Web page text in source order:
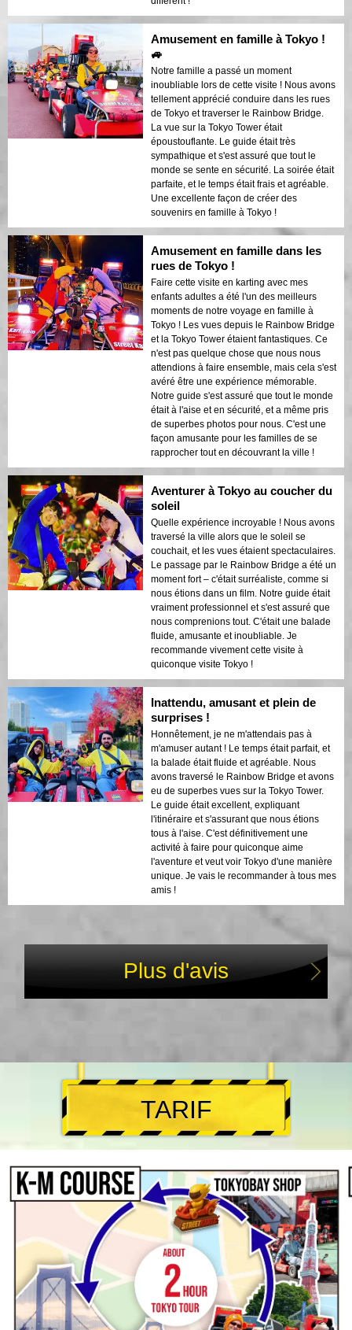
Amusement en famille à Tokyo !
🚙
Notre famille a passé un moment
inoubliable lors de cette visite ! Nous avons
tellement apprécié conduire dans les rues
de Tokyo et traverser le Rainbow Bridge.
La vue sur la Tokyo Tower était
époustouflante. Le guide était très
sympathique et s'est assuré que tout le
monde se sente en sécurité. La soirée était
parfaite, et le temps était frais et agréable.
Une excellente façon de créer des
souvenirs en famille à Tokyo !
Amusement en famille dans les
rues de Tokyo !
Faire cette visite en karting avec mes
enfants adultes a été l'un des meilleurs
moments de notre voyage en famille à
Tokyo ! Les vues depuis le Rainbow Bridge
et la Tokyo Tower étaient fantastiques. Ce
n'est pas quelque chose que nous nous
attendions à faire ensemble, mais cela s'est
avéré être une expérience mémorable.
Notre guide s'est assuré que tout le monde
était à l'aise et en sécurité, et a même pris
de superbes photos pour nous. C'est une
façon amusante pour les familles de se
rapprocher tout en découvrant la ville !
Aventurer à Tokyo au coucher du
soleil
Quelle expérience incroyable ! Nous avons
traversé la ville alors que le soleil se
couchait, et les vues étaient spectaculaires.
Le passage par le Rainbow Bridge a été un
moment fort – c'était surréaliste, comme si
nous étions dans un film. Notre guide était
vraiment professionnel et s'est assuré que
nous comprenions tout. C'était une balade
fluide, amusante et inoubliable. Je
recommande vivement cette visite à
quiconque visite Tokyo !
Inattendu, amusant et plein de
surprises !
Honnêtement, je ne m'attendais pas à
m'amuser autant ! Le temps était parfait, et
la balade était fluide et agréable. Nous
avons traversé le Rainbow Bridge et avons
eu de superbes vues sur la Tokyo Tower.
Le guide était excellent, expliquant
l'itinéraire et s'assurant que nous étions
tous à l'aise. C'est définitivement une
activité à faire pour quiconque aime
l'aventure et veut voir Tokyo d'une manière
unique. Je vais le recommander à tous mes
amis !
Plus d'avis
TARIF